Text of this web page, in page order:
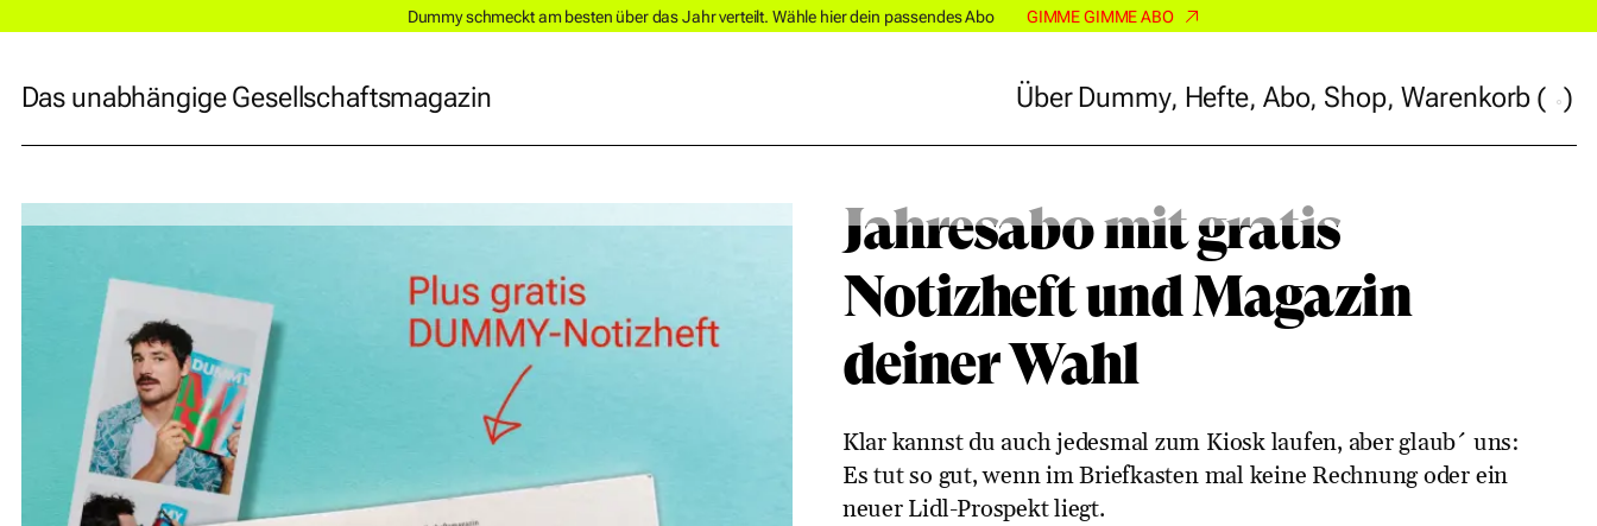
Dummy schmeckt am besten über das Jahr verteilt. Wähle hier dein passendes Abo GIMME GIMME ABO
Das unabhängige Gesellschaftsmagazin Über Dummy, Hefte, Abo, Shop, Warenkorb ( )
Über Dummy,Hefte,Abo,Shop,Warenkorb( )
Jahresabo mit gratis
Notizheft und Magazin
deiner Wahl
Klar kannst du auch jedesmal zum Kiosk laufen, aber glaub´ uns:
Es tut so gut, wenn im Briefkasten mal keine Rechnung oder ein
neuer Lidl-Prospekt liegt.